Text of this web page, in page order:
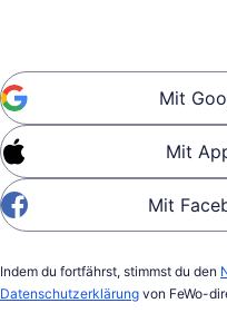
Mit
Mit
Mit
Indem du fortfährst, stimmst du den
Datenschutzerklärung von FeWo-